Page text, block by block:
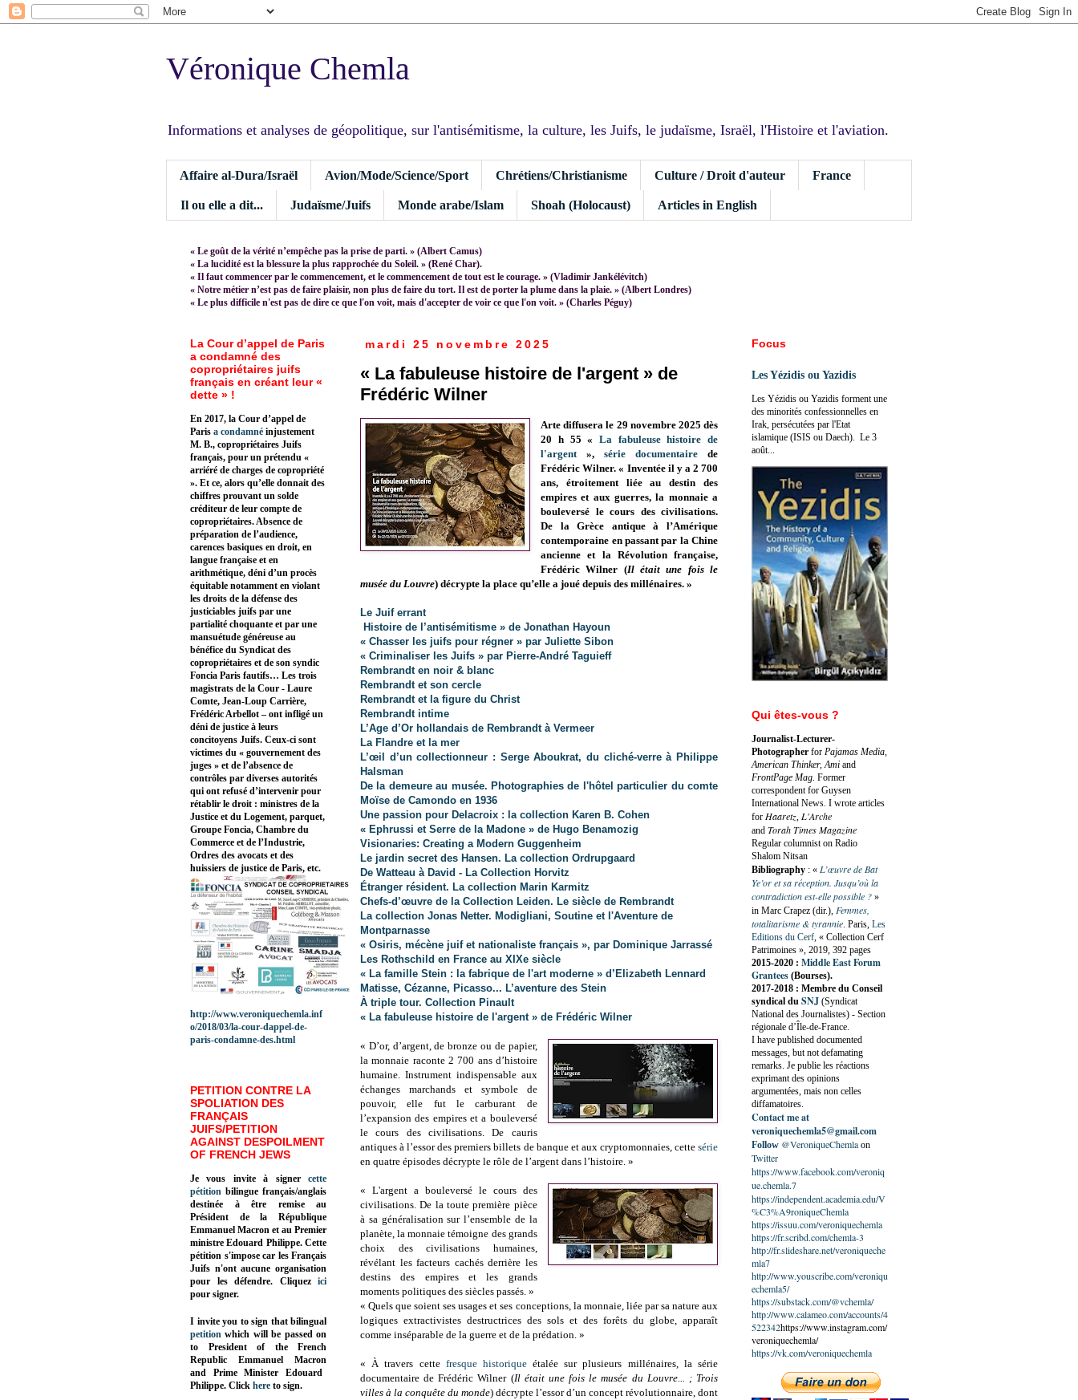
Véronique Chemla
Informations et analyses de géopolitique, sur l'antisémitisme, la culture, les Juifs, le judaïsme, Israël, l'Histoire et l'aviation.
Affaire al-Dura/Israël Avion/Mode/Science/Sport Chrétiens/Christianisme Culture / Droit d'auteur France
Il ou elle a dit... Judaïsme/Juifs Monde arabe/Islam Shoah (Holocaust) Articles in English
« Le goût de la vérité n’empêche pas la prise de parti. » (Albert Camus)
« La lucidité est la blessure la plus rapprochée du Soleil. » (René Char).
« Il faut commencer par le commencement, et le commencement de tout est le courage. » (Vladimir Jankélévitch)
« Notre métier n’est pas de faire plaisir, non plus de faire du tort. Il est de porter la plume dans la plaie. » (Albert Londres)
« Le plus difficile n'est pas de dire ce que l'on voit, mais d'accepter de voir ce que l'on voit. » (Charles Péguy)
mardi 25 novembre 2025
« La fabuleuse histoire de l'argent » de
Frédéric Wilner
Arte diffusera le 29 novembre 2025 dès
20 h 55 « La fabuleuse histoire de
l'argent»,série documentaire
de
Frédéric Wilner. « Inventée il y a 2 700
ans, étroitement liée au destin des
empires et aux guerres, la monnaie a
bouleversé le cours des civilisations.
De la Grèce antique à l’Amérique
contemporaine en passant par la Chine
ancienne et la Révolution française,
Frédéric Wilner (Il était une fois le
musée du Louvre) décrypte la place qu’elle a joué depuis des millénaires. »
Le Juif errant
Histoire de l’antisémitisme » de Jonathan Hayoun
« Chasser les juifs pour régner » par Juliette Sibon
« Criminaliser les Juifs » par Pierre-André Taguieff
Rembrandt en noir & blanc
Rembrandt et son cercle
Rembrandt et la figure du Christ
Rembrandt intime
L’Age d’Or hollandais de Rembrandt à Vermeer
La Flandre et la mer
L’œil d’un collectionneur : Serge Aboukrat, du cliché-verre à Philippe
Halsman
De la demeure au musée. Photographies de l'hôtel particulier du comte
Moïse de Camondo en 1936
Une passion pour Delacroix : la collection Karen B. Cohen
« Ephrussi et Serre de la Madone » de Hugo Benamozig
Visionaries: Creating a Modern Guggenheim
Le jardin secret des Hansen. La collection Ordrupgaard
De Watteau à David - La Collection Horvitz
Étranger résident. La collection Marin Karmitz
Chefs-d’œuvre de la Collection Leiden. Le siècle de Rembrandt
La collection Jonas Netter. Modigliani, Soutine et l'Aventure de
Montparnasse
« Osiris, mécène juif et nationaliste français », par Dominique Jarrassé
Les Rothschild en France au XIXe siècle
« La famille Stein : la fabrique de l'art moderne » d’Elizabeth Lennard
Matisse, Cézanne, Picasso... L’aventure des Stein
À triple tour. Collection Pinault
« La fabuleuse histoire de l'argent » de Frédéric Wilner
« D’or, d’argent, de bronze ou de papier,
la monnaie raconte 2 700 ans d’histoire
humaine. Instrument indispensable aux
échanges marchands et symbole de
pouvoir, elle fut le carburant de
l’expansion des empires et a bouleversé
le cours des civilisations. De cauris
antiques à l’essor des premiers billets de banque et aux cryptomonnaies, cette série
en quatre épisodes décrypte le rôle de l’argent dans l’histoire. »
« L'argent a bouleversé le cours des
civilisations. De la toute première pièce
à sa généralisation sur l’ensemble de la
planète, la monnaie témoigne des grands
choix des civilisations humaines,
révélant les facteurs cachés derrière les
destins des empires et les grands
moments politiques des siècles passés. »
« Quels que soient ses usages et ses conceptions, la monnaie, liée par sa nature aux
logiques extractivistes destructrices des sols et des forêts du globe, apparaît
comme inséparable de la guerre et de la prédation. »
« À travers cette fresque historiqueétalée sur plusieurs millénaires, la série
documentaire de Frédéric Wilner (Il était une fois le musée du Louvre... ; Trois
villes à la conquête du monde) décrypte l’essor d’un concept révolutionnaire, dont
La Cour d’appel de Paris
a condamné des
copropriétaires juifs
français en créant leur «
dette » !
En 2017, la Cour d’appel de
Paris a condamné injustement
M. B., copropriétaires Juifs
français, pour un prétendu «
arriéré de charges de copropriété
». Et ce, alors qu’elle donnait des
chiffres prouvant un solde
créditeur de leur compte de
copropriétaires. Absence de
préparation de l’audience,
carences basiques en droit, en
langue française et en
arithmétique, déni d’un procès
équitable notamment en violant
les droits de la défense des
justiciables juifs par une
partialité choquante et par une
mansuétude généreuse au
bénéfice du Syndicat des
copropriétaires et de son syndic
Foncia Paris fautifs… Les trois
magistrats de la Cour - Laure
Comte, Jean-Loup Carrière,
Frédéric Arbellot – ont infligé un
déni de justice à leurs
concitoyens Juifs. Ceux-ci sont
victimes du « gouvernement des
juges » et de l’absence de
contrôles par diverses autorités
qui ont refusé d’intervenir pour
rétablir le droit : ministres de la
Justice et du Logement, parquet,
Groupe Foncia, Chambre du
Commerce et de l’Industrie,
Ordres des avocats et des
huissiers de justice de Paris, etc.
http://www.veroniquechemla.inf
o/2018/03/la-cour-dappel-de-
paris-condamne-des.html
PETITION CONTRE LA
SPOLIATION DES
FRANÇAIS
JUIFS/PETITION
AGAINST DESPOILMENT
OF FRENCH JEWS
Je vous invite à signer cette
pétition bilingue français/anglais
destinée à être remise au
Président de la République
Emmanuel Macron et au Premier
ministre Edouard Philippe. Cette
pétition s'impose car les Français
Juifs n'ont aucune organisation
pour les défendre. Cliquez
ici
pour signer.
I invite you to sign that bilingual
petition which will be passed on
to President of the French
Republic Emmanuel Macron
and Prime Minister Edouard
Philippe. Click here to sign.
Focus
Les Yézidis ou Yazidis
Les Yézidis ou Yazidis forment une
des minorités confessionnelles en
Irak, persécutées par l'Etat
islamique (ISIS ou Daech). Le 3
août...
Qui êtes-vous ?
Journalist-Lecturer-
Photographer for Pajamas Media,
American Thinker, Ami and
FrontPage Mag. Former
correspondent for Guysen
International News. I wrote articles
for Haaretz, L'Arche
and Torah Times Magazine
Regular columnist on Radio
Shalom Nitsan
Bibliography : « L’œuvre de Bat
Ye’or et sa réception. Jusqu’où la
contradiction est-elle possible ? »
in Marc Crapez (dir.), Femmes,
totalitarisme & tyrannie. Paris, Les
Editions du Cerf, « Collection Cerf
Patrimoines », 2019, 392 pages
2015-2020 : Middle East Forum
Grantees (Bourses).
2017-2018 : Membre du Conseil
syndical du SNJ (Syndicat
National des Journalistes) - Section
régionale d’Île-de-France.
I have published documented
messages, but not defamating
remarks. Je publie les réactions
exprimant des opinions
argumentées, mais non celles
diffamatoires.
Contact me at
veroniquechemla5@gmail.com
Follow @VeroniqueChemlaon
Twitter
https://www.facebook.com/veroniq
ue.chemla.7
https://independent.academia.edu/V
%C3%A9roniqueChemla
https://issuu.com/veroniquechemla
https://fr.scribd.com/chemla-3
http://fr.slideshare.net/veroniqueche
mla7
http://www.youscribe.com/veroniqu
echemla5/
https://substack.com/@vchemla/
http://www.calameo.com/accounts/4
522342https://www.instagram.com/
veroniquechemla/
https://vk.com/veroniquechemla